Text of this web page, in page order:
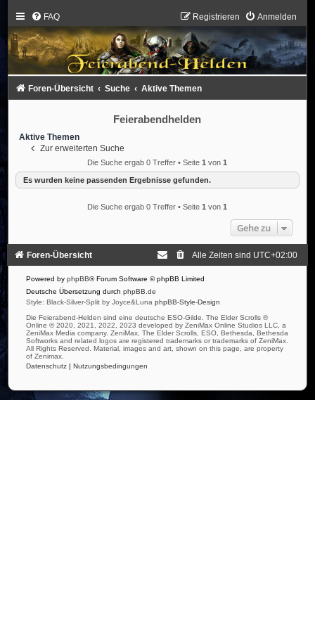
FAQ Anmelden
Registrieren
Foren-Übersicht Suche Aktive Themen
Feierabendhelden
Aktive Themen
Zur erweiterten Suche
Die Suche ergab 0 Treffer • Seite1 von1
Es wurden keine passenden Ergebnisse gefunden.
Die Suche ergab 0 Treffer • Seite1 von1
Gehe zu
Foren-Übersicht Alle Zeiten sind UTC+02:00
Powered by phpBB® Forum Software © phpBB Limited
Deutsche Übersetzung durch phpBB.de
Style: Black-Silver-Split by Joyce&Luna phpBB-Style-Design
Die Feierabend-Helden sind eine deutsche ESO-Gilde. The Elder Scrolls ®
Online © 2020, 2021, 2022, 2023 developed by ZeniMax Online Studios LLC, a
ZeniMax Media company. ZeniMax, The Elder Scrolls, ESO, Bethesda, Bethesda
Softworks and related logos are registered trademarks or trademarks of ZeniMax.
All Rights Reserved. Material, images and art, shown on this page, are property
of Zenimax.
Datenschutz | Nutzungsbedingungen